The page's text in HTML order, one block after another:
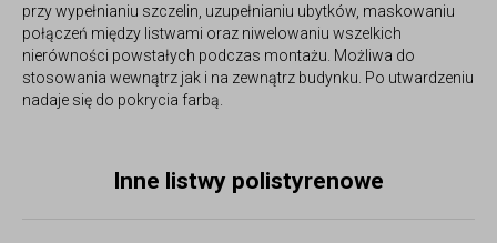
przy wypełnianiu szczelin, uzupełnianiu ubytków, maskowaniu
połączeń między listwami oraz niwelowaniu wszelkich
nierówności powstałych podczas montażu. Możliwa do
stosowania wewnątrz jak i na zewnątrz budynku. Po utwardzeniu
nadaje się do pokrycia farbą.
Inne listwy polistyrenowe